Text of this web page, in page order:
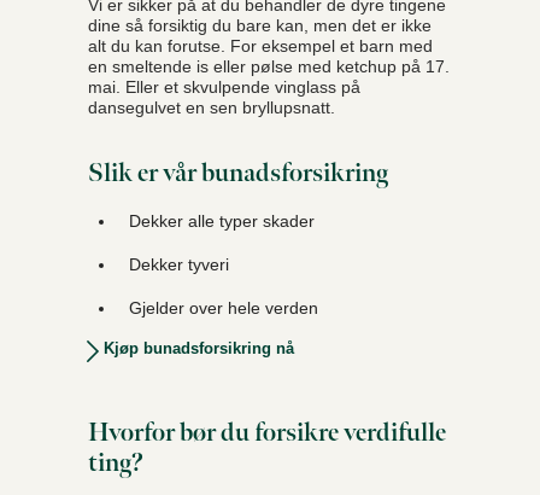
Vi er sikker på at du behandler de dyre tingene
dine så forsiktig du bare kan, men det er ikke
alt du kan forutse. For eksempel et barn med
en smeltende is eller pølse med ketchup på 17.
mai. Eller et skvulpende vinglass på
dansegulvet en sen bryllupsnatt.
Slik er vår bunadsforsikring
Dekker alle typer skader
Dekker tyveri
Gjelder over hele verden
Kjøp bunadsforsikring nå
Hvorfor bør du forsikre verdifulle
ting?